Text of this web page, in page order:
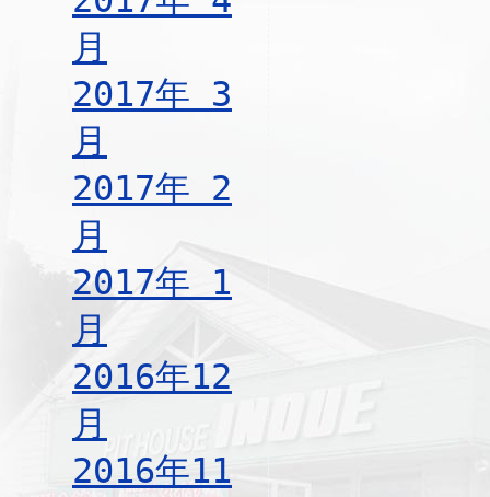
月
2017年 3
月
2017年 2
月
2017年 1
月
2016年12
月
2016年11